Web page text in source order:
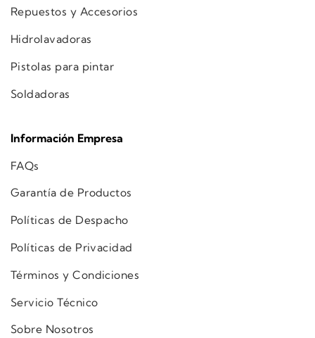
Repuestos y Accesorios
Hidrolavadoras
Pistolas para pintar
Soldadoras
Información Empresa
FAQs
Garantía de Productos
Políticas de Despacho
Políticas de Privacidad
Términos y Condiciones
Servicio Técnico
Sobre Nosotros